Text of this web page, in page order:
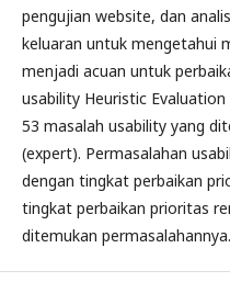
pengujian website, dan
keluaran untuk mengetahui
menjadi acuan untuk
usability Heuristic
53 masalah usability yang
(expert). Permasalahan
dengan tingkat perbaikan
tingkat perbaikan prioritas
ditemukan permasalahannya.